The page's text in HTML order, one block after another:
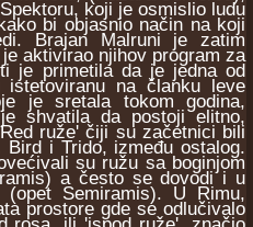
koji je osmislio ludu
bi objasnio način na koji
Brajan Malruni je zatim
aktivirao njihov program za
je primetila da je jedna od
na članku leve
je sretala tokom godina,
shvatila da postoji elitno,
ruže' čiji su začetnici bili
i Trido, između ostalog.
su ružu sa boginjom
a često se dovodi i u
Semiramis). U Rimu,
prostore gde se odlučivalo